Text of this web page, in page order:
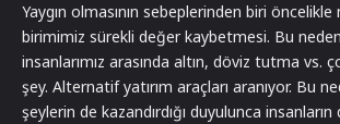
Yaygın olmasının sebeplerinden biri
birimimiz sürekli değer kaybetmesi. Bu
insanlarımız arasında altın, döviz tutma vs.
şey. Alternatif yatırım araçları aranıyor. Bu
şeylerin de kazandırdığı duyulunca